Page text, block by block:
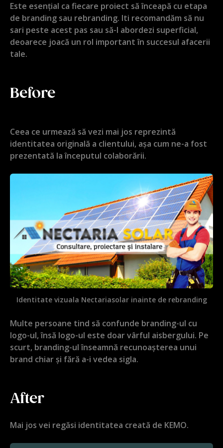
Este esențial ca fiecare proiect să înceapă cu etapa
de branding sau rebranding. Iti recomandăm să nu
sari peste acest pas sau să-l abordezi superficial,
deoarece joacă un rol important în succesul afacerii
tale.
Before
Ceea ce urmează să vezi mai jos reprezintă
identitatea originală a clientului, așa cum ne-a fost
prezentată la începutul colaborării.
Identitate vizuala Nectariasolar inainte de rebranding
Multe persoane tind să confunde branding-ul cu
logo-ul, însă logo-ul este doar vârful aisbergului. Pe
scurt, branding-ul înseamnă recunoașterea unui
brand chiar și fără a-i vedea sigla.
After
Mai jos vei regăsi identitatea creată de KEMO.